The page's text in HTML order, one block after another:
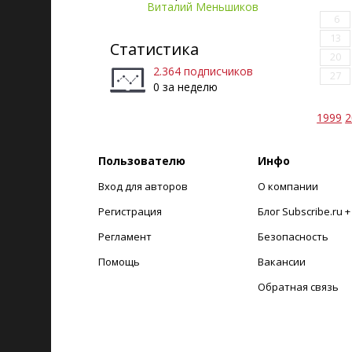
Виталий Меньшиков
Статистика
2.364 подписчиков
0 за неделю
6
13
20
27
1999
Пользователю
Вход для авторов
Регистрация
Регламент
Помощь
Инфо
О компании
Блог Subscribe.ru +
Безопасность
Вакансии
Обратная связь